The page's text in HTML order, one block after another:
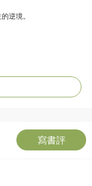
逆境。
職中學教師多年，著作90
、《港孩心語》、《叛逆
愛的作家」，並多次在
選為「最受中學生歡迎作
寫書評